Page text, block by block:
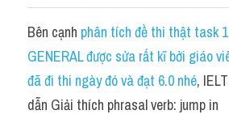
Antonym
Idiom
Grammar
Bên cạnh phân tích đề thi thật task
GENERAL được sửa rất kĩ bởi giáo
đã đi thi ngày đó và đạt 6.0 nhé,
dẫn Giải thích phrasal verb: jump in